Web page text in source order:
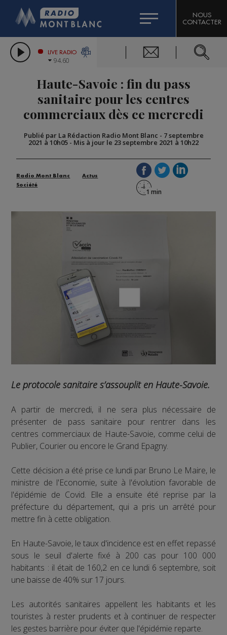
LES CHRONIQUES DE L'EXPERT
CITIZEN MACHINERY
GRAND MASSIF DOMAINES SKIABLES
BIGARD
COMPAGNIE DU MONT-BLANC
NOUS
CONTACTER
LIVE RADIO
94.60
Haute-Savoie : fin du pass
sanitaire pour les centres
commerciaux dès ce mercredi
Publié par La Rédaction Radio Mont Blanc - 7 septembre
2021 à 10h05 - Mis à jour le 23 septembre 2021 à 10h22
Radio Mont Blanc
Actus
Société
Le protocole sanitaire s’assouplit en Haute-Savoie.
A partir de mercredi, il ne sera plus nécessaire de
présenter de pass sanitaire pour rentrer dans les
centres commerciaux de Haute-Savoie, comme celui de
Publier, Courier ou encore le Grand Epagny.
Cette décision a été prise ce lundi par Bruno Le Maire, le
ministre de l'Economie, suite à l'évolution favorable de
l'épidémie de Covid. Elle a ensuite été reprise par la
préfecture du département, qui a pris un arrêté pour
mettre fin à cette obligation.
En Haute-Savoie, le taux d'incidence est en effet repassé
sous le seuil d'alerte fixé à 200 cas pour 100 000
habitants : il était de 160,2 en ce lundi 6 septembre, soit
une baisse de 40% sur 17 jours.
Les autorités sanitaires appellent les habitants et les
touristes à rester prudents et à continuer de respecter
les gestes barrière pour éviter que l'épidémie reparte.